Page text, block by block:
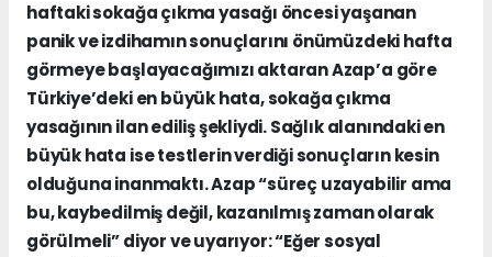
haftaki sokağa çıkma yasağı öncesi yaşanan
panik ve izdihamın sonuçlarını önümüzdeki hafta
görmeye başlayacağımızı aktaran Azap’a göre
Türkiye’deki en büyük hata, sokağa çıkma
yasağının ilan ediliş şekliydi. Sağlık alanındaki en
büyük hata ise testlerin verdiği sonuçların kesin
olduğuna inanmaktı. Azap “süreç uzayabilir ama
bu, kaybedilmiş değil, kazanılmış zaman olarak
görülmeli” diyor ve uyarıyor: “Eğer sosyal